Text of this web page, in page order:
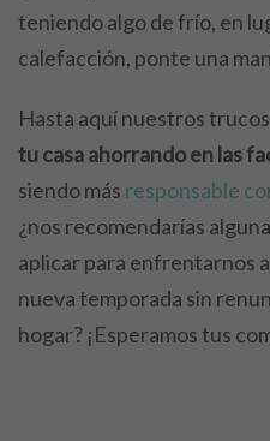
teniendo algo de frío, en
calefacción, ponte una
Hasta aquí nuestros
tu casa ahorrando en las
siendo más responsable
¿nos recomendarías
aplicar para enfrentarnos
nueva temporada sin
hogar? ¡Esperamos tus